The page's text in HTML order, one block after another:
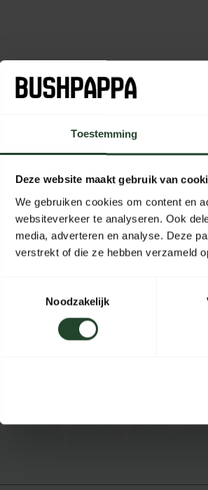
Toestemming
Deze website maakt gebruik van
We gebruiken cookies om content en
websiteverkeer te analyseren. Ook
media, adverteren en analyse. Deze
verstrekt of die ze hebben verzameld
Noodzakelijk